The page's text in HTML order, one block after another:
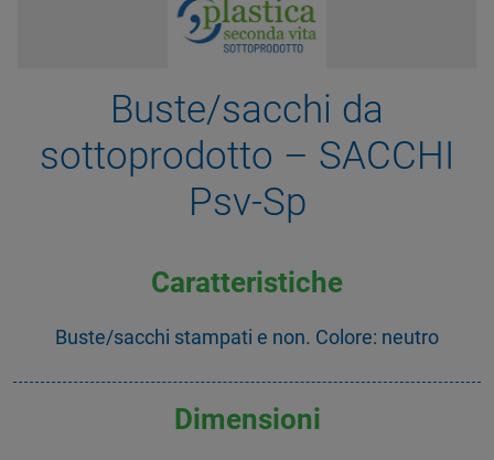
Buste/sacchi da
sottoprodotto – SACCHI
Psv-Sp
Caratteristiche
Buste/sacchi stampati e non. Colore: neutro
Dimensioni